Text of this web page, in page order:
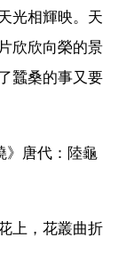
光相輝映。天
欣欣向榮的景
蠶桑的事又要
唐代：陸龜
上，花叢曲折